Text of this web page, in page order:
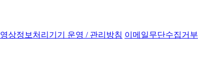
영상정보처리기기 운영 / 관리방침 이메일무단수집거부